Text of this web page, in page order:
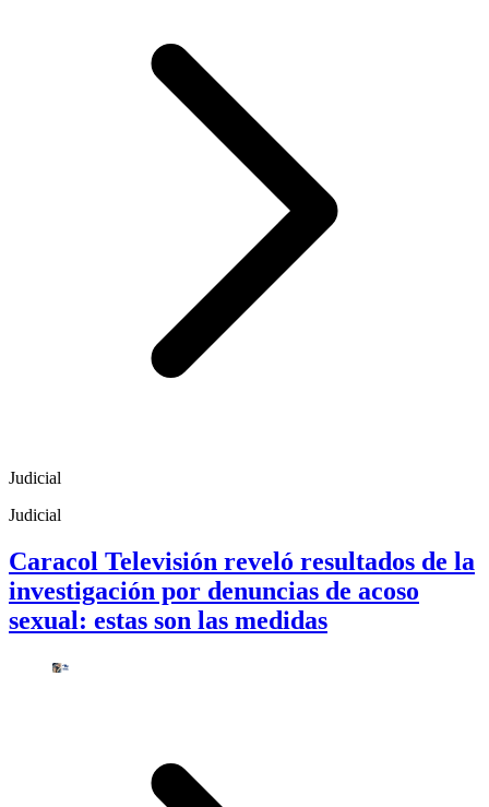
Judicial
Judicial
Caracol Televisión reveló resultados de la
investigación por denuncias de acoso
sexual: estas son las medidas